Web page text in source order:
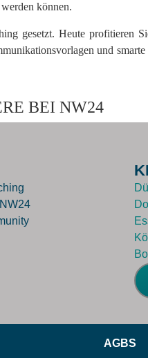
können.
gesetzt. Heute profitieren
und
BEI NW24
AGBS